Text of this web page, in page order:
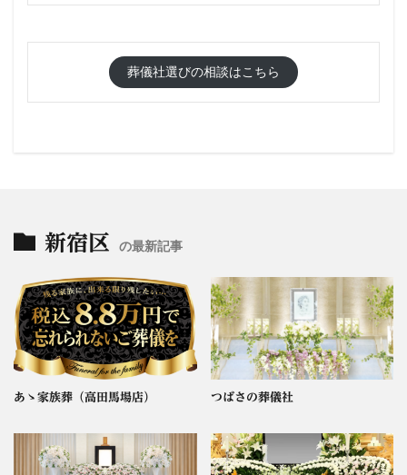
葬儀社選びの相談はこちら
新宿区 の最新記事
あゝ家族葬（高田馬場店） つばさの葬儀社